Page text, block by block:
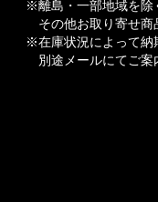
※離島・一部地域を除
その他お取り寄せ商
※在庫状況によって納
別途メールにてご案